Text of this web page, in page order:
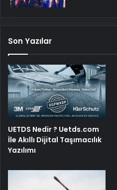
Son Yazılar
UETDS Nedir ? Uetds.com
İle Akıllı Dijital Taşımacılık
Yazılımı